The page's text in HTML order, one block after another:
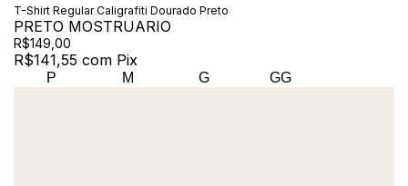
T-Shirt Regular Caligrafiti Dourado Preto
PRETO MOSTRUARIO
R$149,00
R$141,55 com Pix
P M G GG